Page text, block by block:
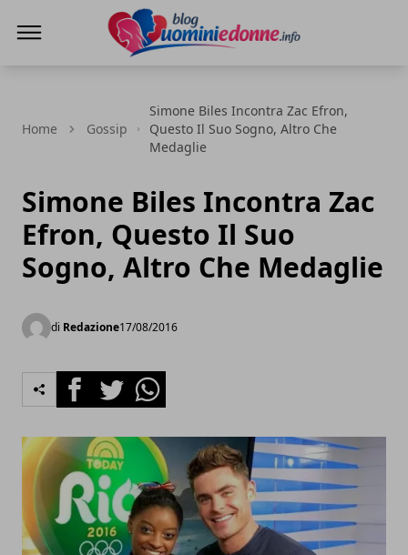
Home Gossip
Simone Biles Incontra Zac Efron,
Questo Il Suo Sogno, Altro Che
Medaglie
Simone Biles Incontra Zac
Efron, Questo Il Suo
Sogno, Altro Che Medaglie
di Redazione17/08/2016
FacebookTwitterWhatsapp